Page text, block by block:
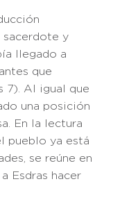
sacerdote y
llegado a
que
7). Al igual que
una posición
En la lectura
pueblo ya está
se reúne en
Esdras hacer